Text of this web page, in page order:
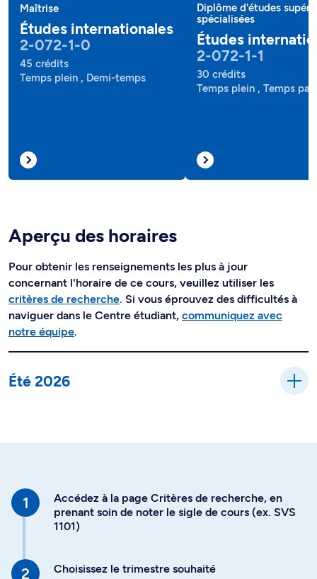
Maîtrise
Études internationales
2-072-1-0
45 crédits
Temps plein , Demi-temps
Diplôme d'études
spécialisées
Études
2-072-1-1
30 crédits
Temps plein , Temps
Aperçu des horaires
Pour obtenir les renseignements les plus à jour
concernant l'horaire de ce cours, veuillez utiliser les
critères de recherche. Si vous éprouvez des difficultés à
naviguer dans le Centre étudiant, communiquez avec
notre équipe.
Été 2026
Accédez à la page Critères de recherche, en
prenant soin de noter le sigle de cours (ex. SVS
1101)
Choisissez le trimestre souhaité